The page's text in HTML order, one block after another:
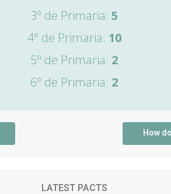
3º de Primaria: 5
4º de Primaria: 10
5º de Primaria: 2
6º de Primaria: 2
How
LATEST PACTS